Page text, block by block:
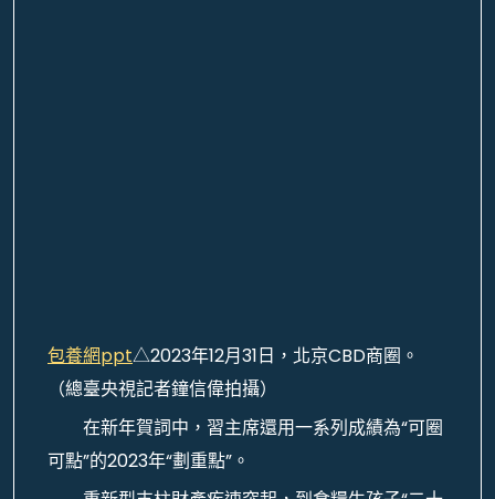
包養網ppt△2023年12月31日，北京CBD商圈。
（總臺央視記者鐘信偉拍攝）
在新年賀詞中，習主席還用一系列成績為“可圈
可點”的2023年“劃重點”。